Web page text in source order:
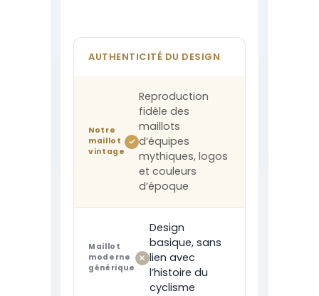
AUTHENTICITÉ DU DESIGN
Notre
maillot
vintage
Reproduction
fidèle des
maillots
d’équipes
mythiques, logos
et couleurs
d’époque
Maillot
moderne
générique
Design
basique, sans
lien avec
l’histoire du
cyclisme